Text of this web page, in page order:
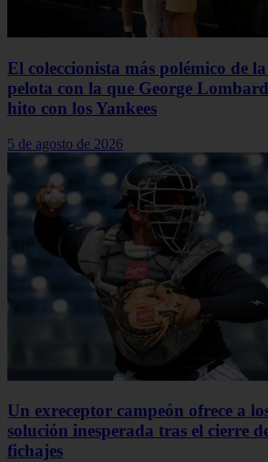
El coleccionista más polémico de
pelota con la que George
hito con los Yankees
5 de agosto de 2026
Un exreceptor campeón ofrece a
solución inesperada tras el cierre
fichajes